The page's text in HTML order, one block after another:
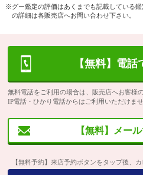
※グー鑑定の評価はあくまでも記載している
の詳細は各販売店へお問い合わせ下さい。
【無料】電
無料電話をご利用の場合は、販売店へお客様
IP電話・ひかり電話からはご利用いただけませ
【無料】メー
【無料予約】来店予約ボタンをタップ後、